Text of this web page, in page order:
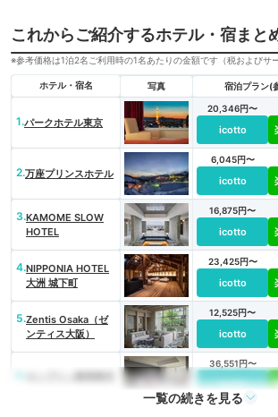
これからご紹介するホテル・宿まと
※参考価格は1泊2名ご利用時の1名あたりの金額です（税およびサ
ホテル・宿名 写真 宿泊プラン(
1.パークホテル東京
20,346円〜
icotto
2.万座プリンスホテル
6,045円〜
icotto
3.KAMOME SLOW
HOTEL
16,875円〜
icotto
4.NIPPONIA HOTEL
大洲 城下町
23,425円〜
icotto
5.Zentis Osaka（ゼ
ンティス大阪）
12,525円〜
icotto
36,551円〜
icotto
一覧の続きを見る